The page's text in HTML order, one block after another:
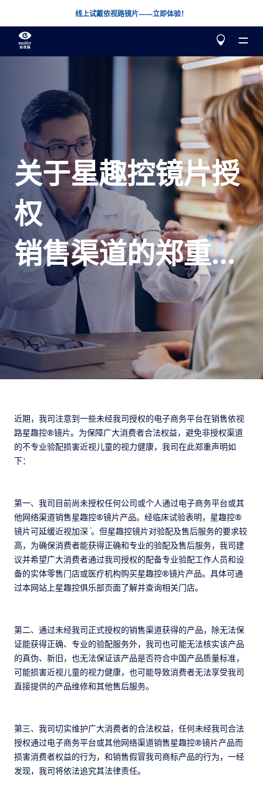
线上试戴依视路镜片——立即体验！
关于我们
了解更多
我们的产品
矫正
星趣控® 青少年近视管理
爱赞® 全新一代单光升级镜片
万里路® 渐进镜片
全视线® 全天候适配不同光线环境的动态感光镜片
持久清晰
看得见的清晰，看不见的守护
帮我选择
测一测您的视力
线上试戴依视路镜片
寻找授权门店
关于星趣控镜片授
权
销售渠道的郑重声
明
近期，我司注意到一些未经我司授权的电子商务平台在销售依视
路星趣控®镜片。为保障广大消费者合法权益，避免非授权渠道
的不专业验配损害近视儿童的视力健康，我司在此郑重声明如
下：
第一、我司目前尚未授权任何公司或个人通过电子商务平台或其
他网络渠道销售星趣控®镜片产品。经临床试验表明，星趣控®
镜片可延缓近视加深 *。但星趣控镜片对验配及售后服务的要求较
高，为确保消费者能获得正确和专业的验配及售后服务，我司建
议并希望广大消费者通过我司授权的配备专业验配工作人员和设
备的实体零售门店或医疗机构购买星趣控®镜片产品。具体可通
过本网站上星趣控俱乐部页面了解并查询相关门店。
第二、通过未经我司正式授权的销售渠道获得的产品，除无法保
证能获得正确、专业的验配服务外，我司也可能无法核实该产品
的真伪、新旧，也无法保证该产品是否符合中国产品质量标准，
可能损害近视儿童的视力健康，也可能导致消费者无法享受我司
直接提供的产品维修和其他售后服务。
第三、我司切实维护广大消费者的合法权益，任何未经我司合法
授权通过电子商务平台或其他网络渠道销售星趣控®镜片产品而
损害消费者权益的行为，和销售假冒我司商标产品的行为，一经
发现，我司将依法追究其法律责任。